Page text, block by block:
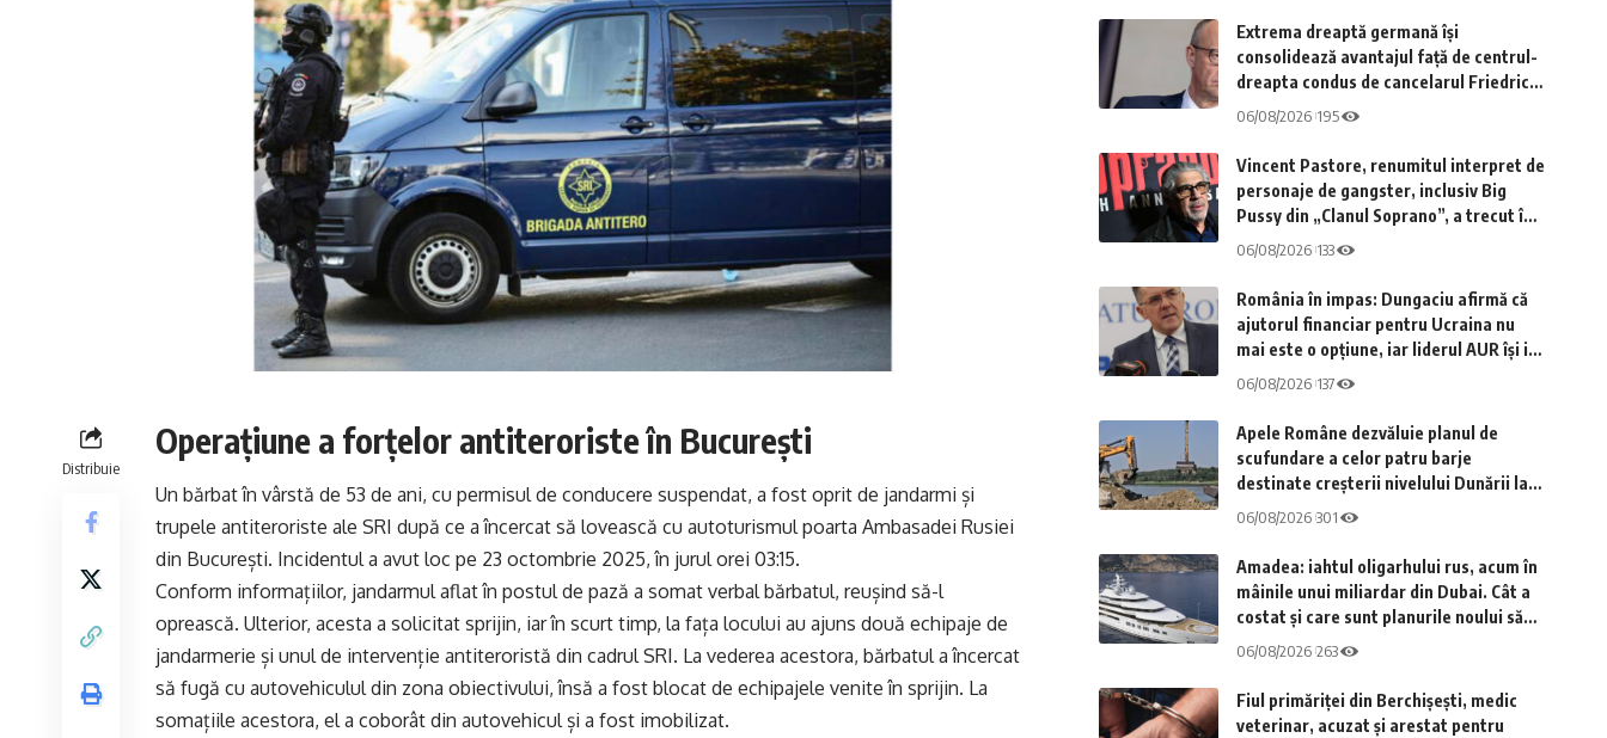
Distribuie
Operațiune a forțelor antiteroriste în București
Un bărbat în vârstă de 53 de ani, cu permisul de conducere suspendat, a fost oprit de jandarmi și
trupele antiteroriste ale SRI după ce a încercat să lovească cu autoturismul poarta Ambasadei Rusiei
din București. Incidentul a avut loc pe 23 octombrie 2025, în jurul orei 03:15.
Conform informațiilor, jandarmul aflat în postul de pază a somat verbal bărbatul, reușind să-l
oprească. Ulterior, acesta a solicitat sprijin, iar în scurt timp, la fața locului au ajuns două echipaje de
jandarmerie și unul de intervenție antiteroristă din cadrul SRI. La vederea acestora, bărbatul a încercat
să fugă cu autovehiculul din zona obiectivului, însă a fost blocat de echipajele venite în sprijin. La
somațiile acestora, el a coborât din autovehicul și a fost imobilizat.
Extrema dreaptă germană își
consolidează avantajul față de centrul-
dreapta condus de cancelarul Friedrich
Merz (sondaj)
06/08/2026 195
Vincent Pastore, renumitul interpret de
personaje de gangster, inclusiv Big
Pussy din „Clanul Soprano”, a trecut în
neființă la vârsta de 80 de ani
06/08/2026 133
România în impas: Dungaciu afirmă că
ajutorul financiar pentru Ucraina nu
mai este o opțiune, iar liderul AUR își ia
distanță față de declarațiile lui Simion
06/08/2026 137
Apele Române dezvăluie planul de
scufundare a celor patru barje
destinate creșterii nivelului Dunării la
Cernavodă
06/08/2026 301
Amadea: iahtul oligarhului rus, acum în
mâinile unui miliardar din Dubai. Cât a
costat și care sunt planurile noului său
stăpân
06/08/2026 263
Fiul primăriței din Berchișești, medic
veterinar, acuzat și arestat pentru